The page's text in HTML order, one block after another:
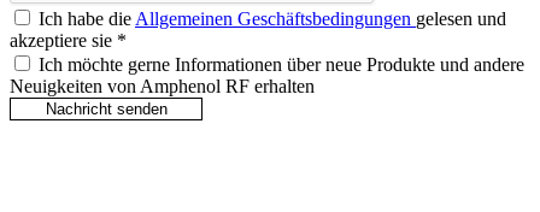
Ich habe dieAllgemeinen Geschäftsbedingungen gelesen und
akzeptiere sie *
Ich möchte gerne Informationen über neue Produkte und andere
Neuigkeiten von Amphenol RF erhalten